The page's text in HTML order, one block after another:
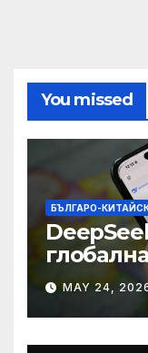
You missed
БЪЛГАРО-
печалба
MAY 24,